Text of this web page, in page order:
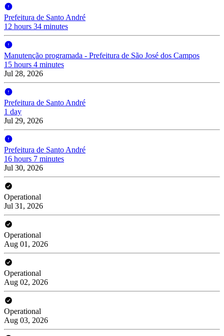
Prefeitura de Santo André
12 hours 34 minutes
Manutenção programada - Prefeitura de São José dos Campos
15 hours 4 minutes
Jul 28, 2026
Prefeitura de Santo André
1 day
Jul 29, 2026
Prefeitura de Santo André
16 hours 7 minutes
Jul 30, 2026
Operational
Jul 31, 2026
Operational
Aug 01, 2026
Operational
Aug 02, 2026
Operational
Aug 03, 2026